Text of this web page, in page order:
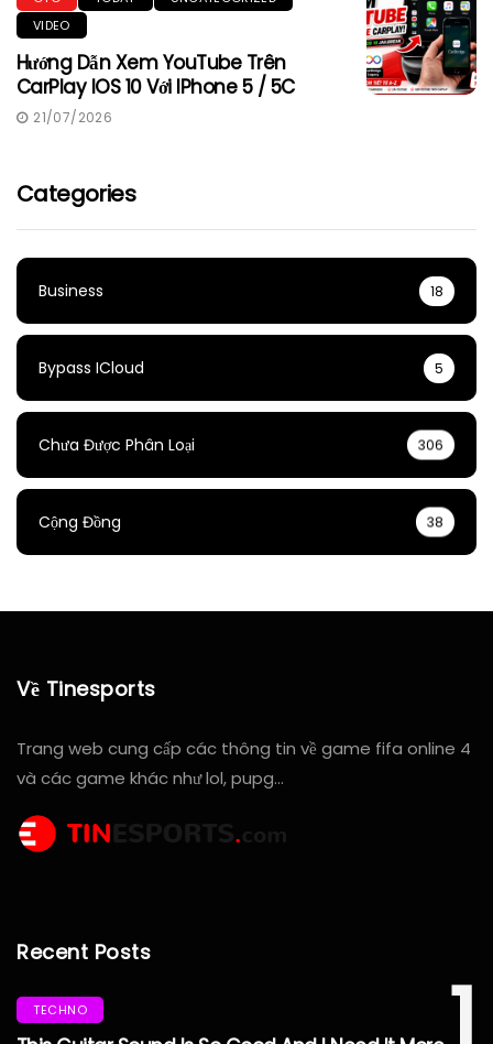
VIDEO
Hướng Dẫn Xem YouTube Trên
CarPlay IOS 10 Với IPhone 5 / 5C
21/07/2026
Categories
Business 18
Bypass ICloud 5
Chưa Được Phân Loại 306
Cộng Đồng 38
Về Tinesports
Trang web cung cấp các thông tin về game fifa online 4
và các game khác như lol, pupg…
Recent Posts
TECHNO